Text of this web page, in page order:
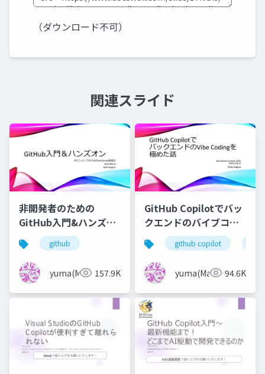
（ダウンロード不可）
関連スライド
非開発者のための
GitHub入門&ハンズオ
ン
github
yuma(Maki)157.9K
GitHub Copilotでバッ
クエンドのバイブコー
ディングを極めた話
github copilot
yuma(Maki) 94.6K